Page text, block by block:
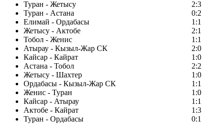
Туран - Жетысу
2:3
Туран - Астана
0:2
Елимай - Ордабасы
1:1
Жетысу - Актобе
2:1
Тобол - Женис
1:1
Атырау - Кызыл-Жар СК
2:0
Кайсар - Кайрат
1:0
Астана - Тобол
2:2
Жетысу - Шахтер
1:0
Ордабасы - Кызыл-Жар СК
1:1
Женис - Туран
1:0
Кайсар - Атырау
1:1
Актобе - Кайрат
1:3
Туран - Ордабасы
0:1